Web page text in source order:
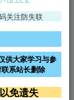
4G3M服务器38元/
防免备案服务器
文字广告位招租
关注防失联
供大家学习与参
系站长删除
免遗失